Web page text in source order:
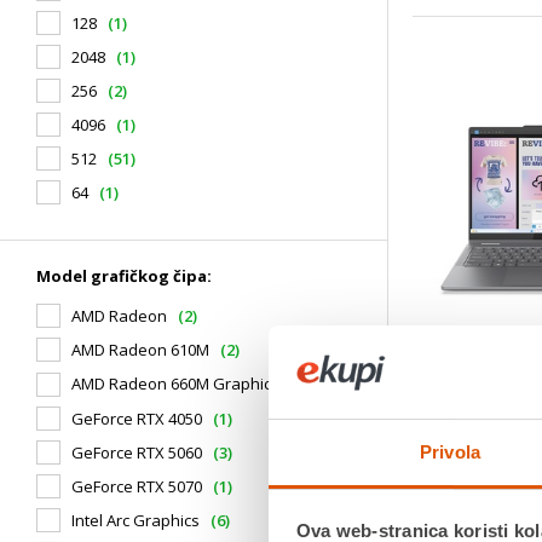
Privola
Ova web-stranica koristi
128 (1)
2048 (1)
256 (2)
4096 (1)
512 (51)
64 (1)
Model grafičkog čipa:
AMD Radeon
(2)
AMD Radeon 610M
(2)
AMD Radeon 660M Graphics
(1)
GeForce RTX 4050 (1)
GeForce RTX 5060 (3)
GeForce RTX 5070 (1)
Intel Arc Graphics
(6)
7 256V, 16GB
1.599,00 €
Serija
Model